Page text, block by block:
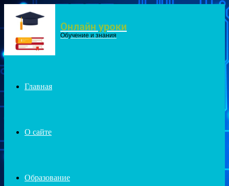
Menu Онлайн уроки
Обучение и знания
Главная
О сайте
Образование